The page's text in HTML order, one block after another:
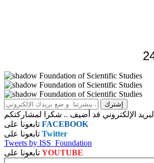
البريد الإلكتروني قد أضيف .. شكرا لمشاركتكم
FACEBOOK
Twitter
Tweets by ISS_Foundation
YOUTUBE